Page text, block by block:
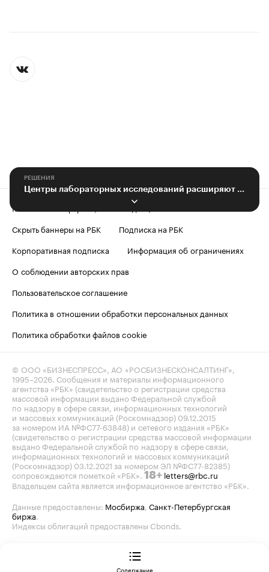
РЕШЕНИЯ
Центры лабораторных исследований расширяют сети. Зачем покупать франшизу?
Контактная информация
Скрыть баннеры на РБК
Подписка на РБК
Корпоративная подписка
Информация об ограничениях
О соблюдении авторских прав
Пользовательское соглашение
Политика в отношении обработки персональных данных
Политика обработки файлов cookie
© ООО «БИЗНЕСПРЕСС», АО «РОСБИЗНЕСКОНСАЛТИНГ»,
1995–2026. Сообщения и материалы информационного
агентства «РБК» (свидетельство о регистрации средства
массовой информации выдано Федеральной службой
по надзору в сфере связи, информационных технологий
и массовых коммуникаций (Роскомнадзор) 09.12.2015
за номером ИА №ФС77-63848) и сетевого издания «РБК»
(свидетельство о регистрации средства массовой информации
выдано Федеральной службой по надзору в сфере связи,
информационных технологий и массовых коммуникаций
(Роскомнадзор) 03.12.2021 за номером ЭЛ №ФС77-82385)
сопровождаются пометкой «РБК». 18+ letters@rbc.ru
Владельцем сайта является информационное агентство «РБК».
Данные предоставлены: Мосбиржа, Санкт-Петербургская
биржа.
Индексы облигаций предоставлены Cbonds.
Содержание